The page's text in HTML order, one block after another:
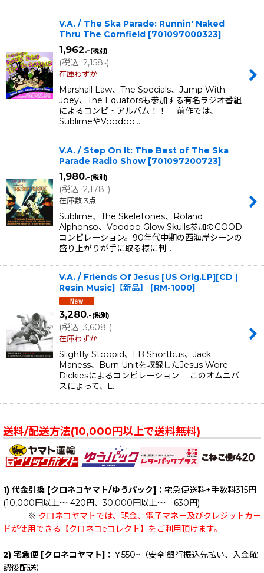
V.A. / The Ska Parade: Runnin' Naked
Thru The Cornfield [701097000323]
1,962.-(税別)
(税込: 2,158.-)
在庫わずか
Marshall Law、The Specials、Jump With
Joey、The Equatorsも参加する有名ラジオ番組
によるコンピ・アルバム！！ 前作では、
SublimeやVoodoo…
V.A. / Step On It: The Best of The Ska
Parade Radio Show [701097200723]
1,980.-(税別)
(税込: 2,178.-)
在庫数 3点
Sublime、The Skeletones、Roland
Alphonso、Voodoo Glow Skulls参加のGOOD
コンピレーション。90年代中期の西海岸シーンの
盛り上がりが手に取る様に判…
V.A. / Friends Of Jesus [US Orig.LP][CD |
Resin Music]【新品】
[RM-1000]
3,280.-(税別)
(税込: 3,608 .-)
在庫わずか
Slightly Stoopid、LB Shortbus、Jack
Maness、Burn Unitを収録したJesus Wore
Dickiesによるコンピレーション このオムニバ
スによって、L…
送料/配送方法(10,000円以上で送料無料)
1) 代金引換 [クロネコヤマト/ゆうパック]： 宅急便送料+手数料315円
(10,000円以上～ 420円、30,000円以上～ 630円)
※ クロネコヤマトでは、現金、電子マネー及びクレジットカー
ドが使用できる【クロネコeコレクト】をご利用頂けます。
2) 宅急便 [クロネコヤマト]： ￥550~（安全!銀行振込先払い、入金確
認後配送）